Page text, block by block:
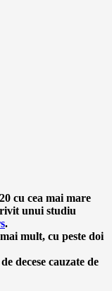
cu cea mai mare
unui studiu
.
mult, cu peste doi
decese cauzate de